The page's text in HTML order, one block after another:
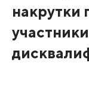
накрутки